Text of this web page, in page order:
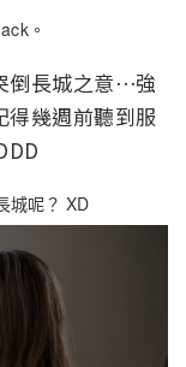
。
倒長城之意⋯強
幾週前聽到服
城呢？ XD